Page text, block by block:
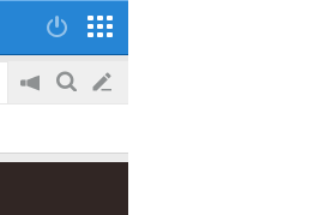
공
on/off
검
글
쓰